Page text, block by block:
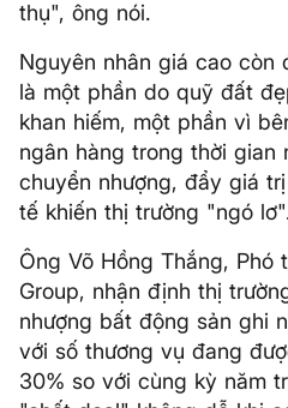
thụ", ông nói.
Nguyên nhân giá cao còn
là một phần do quỹ đất
khan hiếm, một phần vì
ngân hàng trong thời gian
chuyển nhượng, đẩy giá
tế khiến thị trường "ngó
Ông Võ Hồng Thắng, Phó
Group, nhận định thị
nhượng bất động sản ghi
với số thương vụ đang
30% so với cùng kỳ năm